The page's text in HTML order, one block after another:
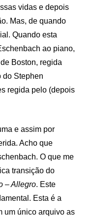
vidas e depois
Mas, de quando
Quando esta
ao piano,
Boston, regida
do Stephen
regida pelo (depois
e assim por
Acho que
O que me
transição do
– Allegro. Este
Esta é a
um único arquivo as